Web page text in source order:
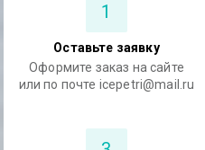
1
Оставьте заявку
Оформите заказ на сайте
или по почте icepetri@mail.ru